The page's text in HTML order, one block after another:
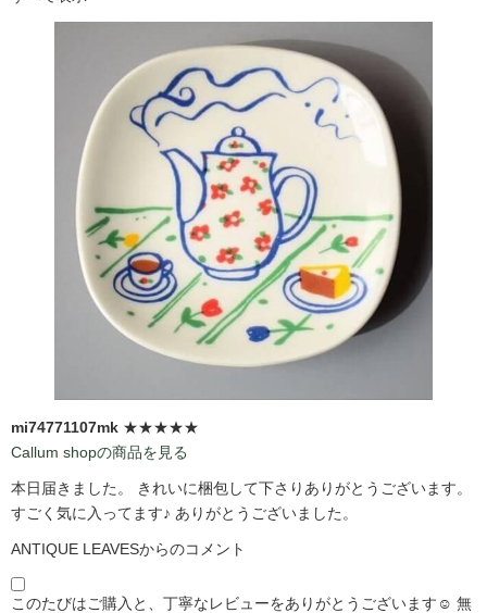
mi74771107mk ★★★★★
Callum shopの商品を見る
本日届きました。 きれいに梱包して下さりありがとうございます。
すごく気に入ってます♪ ありがとうございました。
ANTIQUE LEAVESからのコメント
このたびはご購入と、丁寧なレビューをありがとうございます☺️ 無